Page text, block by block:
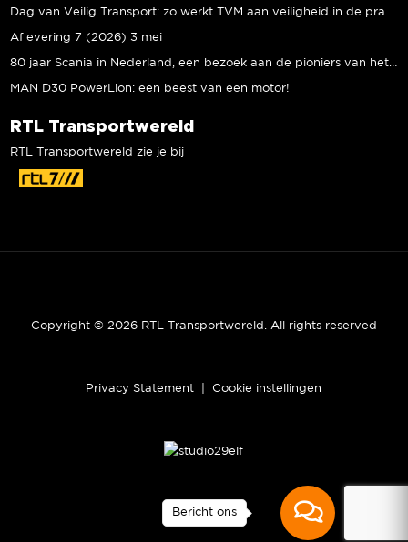
Bericht ons
Aflevering 7 (2026) 3 mei
MAN D30 PowerLion: een beest van een motor!
RTL Transportwereld
RTL Transportwereld zie je bij
Copyright © 2026 RTL Transportwereld. All rights reserved
Privacy Statement Cookie instellingen